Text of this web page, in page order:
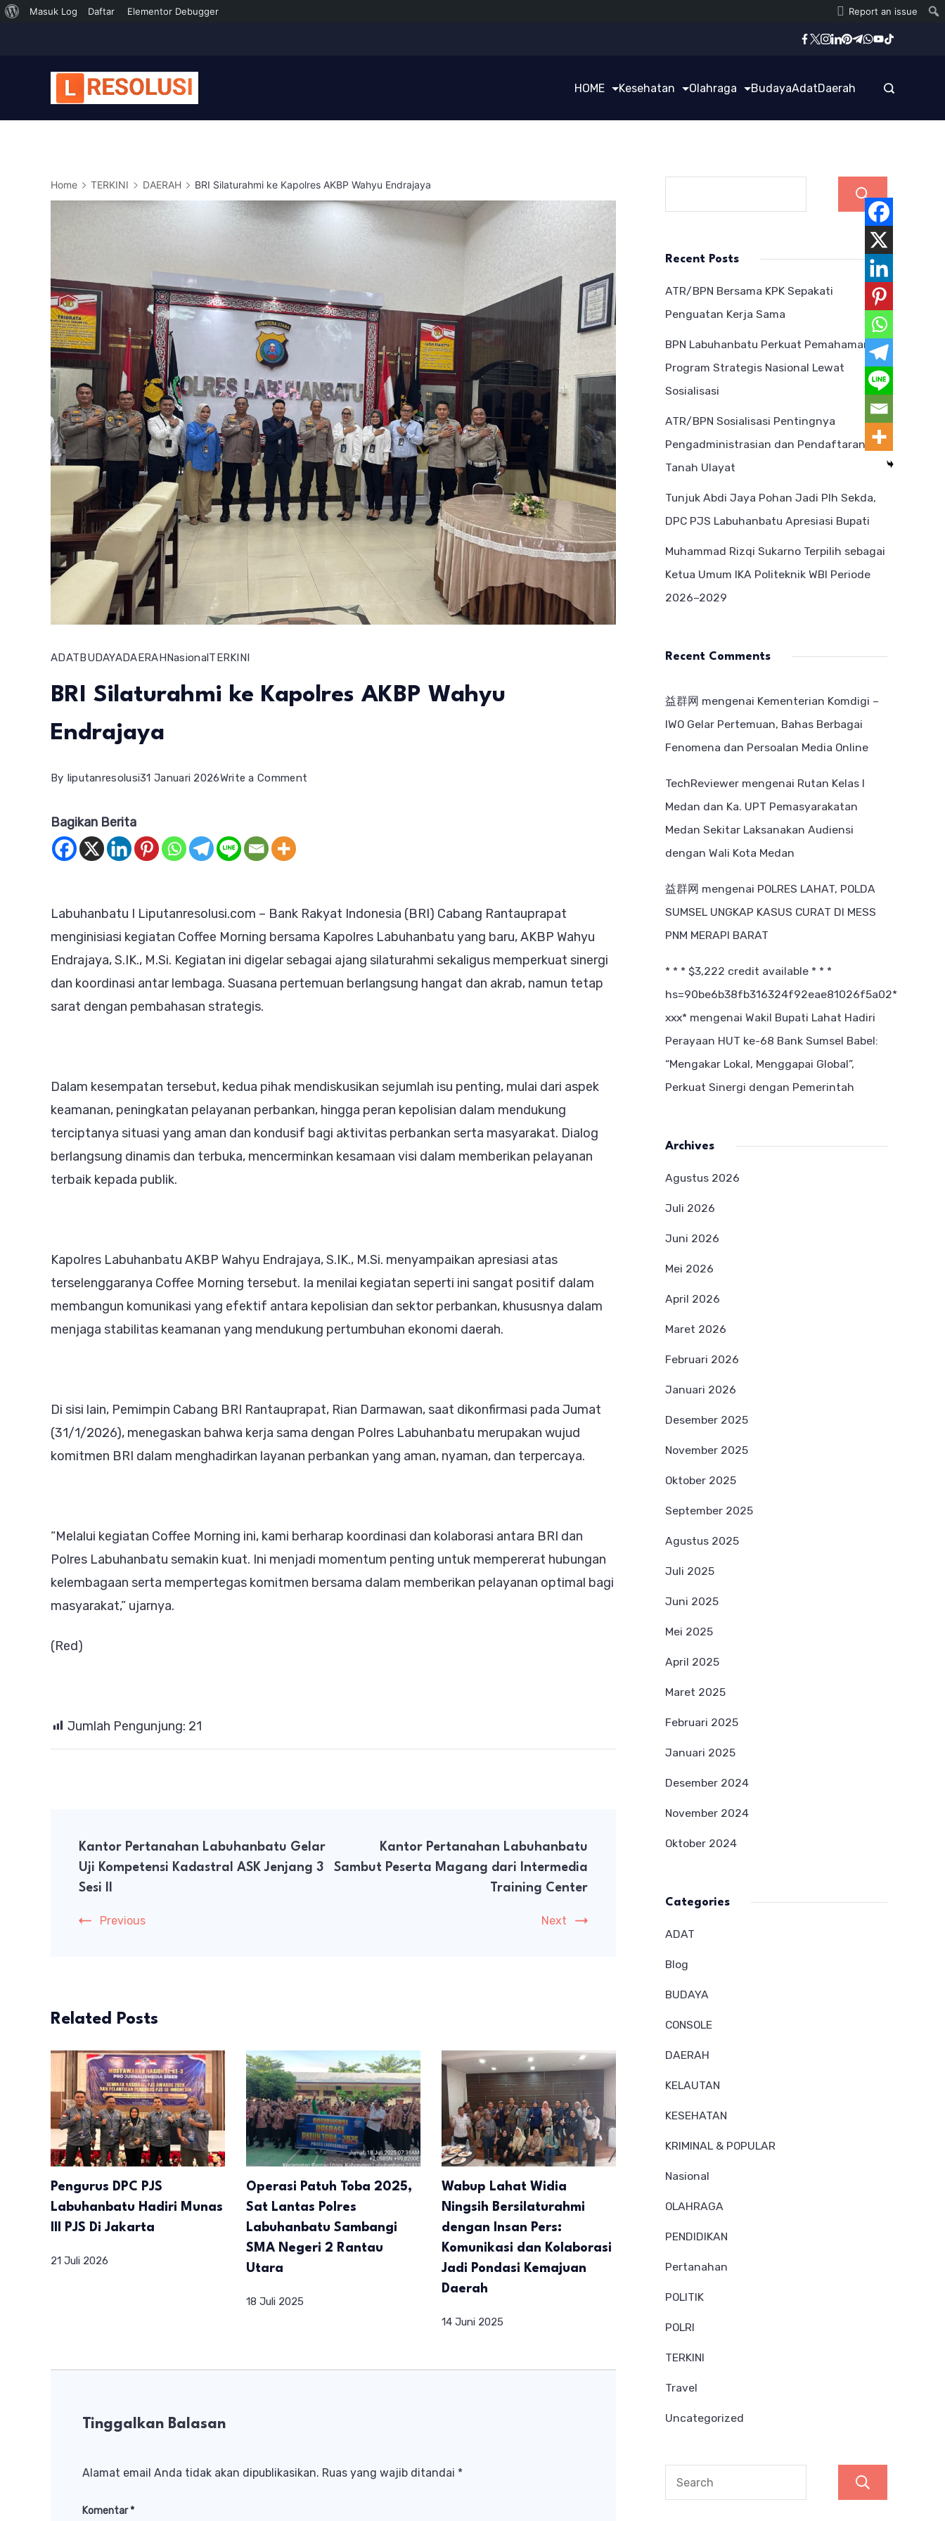
Tentang
Masuk Log Daftar Elementor Debugger Report an issue
HOME Kesehatan Olahraga BudayaAdatDaerah
Home TERKINI DAERAH BRI Silaturahmi ke Kapolres AKBP Wahyu Endrajaya
ADATBUDAYADAERAHNasionalTERKINI
BRI Silaturahmi ke Kapolres AKBP Wahyu
Endrajaya
By liputanresolusi31 Januari 2026Write a Comment
Wahyu
Endrajaya
Bagikan Berita
Labuhanbatu I Liputanresolusi.com – Bank Rakyat Indonesia (BRI) Cabang Rantauprapat
menginisiasi kegiatan Coffee Morning bersama Kapolres Labuhanbatu yang baru, AKBP Wahyu
Endrajaya, S.IK., M.Si. Kegiatan ini digelar sebagai ajang silaturahmi sekaligus memperkuat sinergi
dan koordinasi antar lembaga. Suasana pertemuan berlangsung hangat dan akrab, namun tetap
sarat dengan pembahasan strategis.
Dalam kesempatan tersebut, kedua pihak mendiskusikan sejumlah isu penting, mulai dari aspek
keamanan, peningkatan pelayanan perbankan, hingga peran kepolisian dalam mendukung
terciptanya situasi yang aman dan kondusif bagi aktivitas perbankan serta masyarakat. Dialog
berlangsung dinamis dan terbuka, mencerminkan kesamaan visi dalam memberikan pelayanan
terbaik kepada publik.
Kapolres Labuhanbatu AKBP Wahyu Endrajaya, S.IK., M.Si. menyampaikan apresiasi atas
terselenggaranya Coffee Morning tersebut. Ia menilai kegiatan seperti ini sangat positif dalam
membangun komunikasi yang efektif antara kepolisian dan sektor perbankan, khususnya dalam
menjaga stabilitas keamanan yang mendukung pertumbuhan ekonomi daerah.
Di sisi lain, Pemimpin Cabang BRI Rantauprapat, Rian Darmawan, saat dikonfirmasi pada Jumat
(31/1/2026), menegaskan bahwa kerja sama dengan Polres Labuhanbatu merupakan wujud
komitmen BRI dalam menghadirkan layanan perbankan yang aman, nyaman, dan terpercaya.
“Melalui kegiatan Coffee Morning ini, kami berharap koordinasi dan kolaborasi antara BRI dan
Polres Labuhanbatu semakin kuat. Ini menjadi momentum penting untuk mempererat hubungan
kelembagaan serta mempertegas komitmen bersama dalam memberikan pelayanan optimal bagi
masyarakat,” ujarnya.
(Red)
Jumlah Pengunjung: 21
Navigation
Kantor Pertanahan Labuhanbatu Gelar
Uji Kompetensi Kadastral ASK Jenjang 3
Sesi II
Previous
Kantor Pertanahan Labuhanbatu
Sambut Peserta Magang dari Intermedia
Training Center
Next
Related Posts
Pengurus DPC PJS
Labuhanbatu Hadiri Munas
III PJS Di Jakarta
21 Juli 2026
Operasi Patuh Toba 2025,
Sat Lantas Polres
Labuhanbatu Sambangi
SMA Negeri 2 Rantau
Utara
18 Juli 2025
Wabup Lahat Widia
Ningsih Bersilaturahmi
dengan Insan Pers:
Komunikasi dan Kolaborasi
Jadi Pondasi Kemajuan
Daerah
14 Juni 2025
Tinggalkan Balasan
Alamat email Anda tidak akan dipublikasikan. Ruas yang wajib ditandai *
Komentar*
Recent Posts
ATR/BPN Bersama KPK Sepakati
Penguatan Kerja Sama
BPN Labuhanbatu Perkuat Pemahaman
Program Strategis Nasional Lewat
Sosialisasi
ATR/BPN Sosialisasi Pentingnya
Pengadministrasian dan Pendaftaran
Tanah Ulayat
Tunjuk Abdi Jaya Pohan Jadi Plh Sekda,
DPC PJS Labuhanbatu Apresiasi Bupati
Muhammad Rizqi Sukarno Terpilih sebagai
Ketua Umum IKA Politeknik WBI Periode
2026–2029
Recent Comments
益群网 mengenai Kementerian Komdigi –
IWO Gelar Pertemuan, Bahas Berbagai
Fenomena dan Persoalan Media Online
TechReviewer mengenai Rutan Kelas I
Medan dan Ka. UPT Pemasyarakatan
Medan Sekitar Laksanakan Audiensi
dengan Wali Kota Medan
益群网 mengenai POLRES LAHAT, POLDA
SUMSEL UNGKAP KASUS CURAT DI MESS
PNM MERAPI BARAT
* * * $3,222 credit available * * *
hs=90be6b38fb316324f92eae81026f5a02*
ххх* mengenai Wakil Bupati Lahat Hadiri
Perayaan HUT ke-68 Bank Sumsel Babel:
“Mengakar Lokal, Menggapai Global”,
Perkuat Sinergi dengan Pemerintah
Archives
Agustus 2026
Juli 2026
Juni 2026
Mei 2026
April 2026
Maret 2026
Februari 2026
Januari 2026
Desember 2025
November 2025
Oktober 2025
September 2025
Agustus 2025
Juli 2025
Juni 2025
Mei 2025
April 2025
Maret 2025
Februari 2025
Januari 2025
Desember 2024
November 2024
Oktober 2024
Categories
ADAT
Blog
BUDAYA
CONSOLE
DAERAH
KELAUTAN
KESEHATAN
KRIMINAL & POPULAR
Nasional
OLAHRAGA
PENDIDIKAN
Pertanahan
POLITIK
POLRI
TERKINI
Travel
Uncategorized